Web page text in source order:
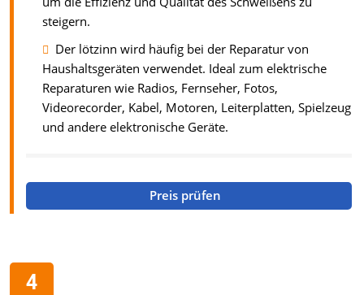
steigern.
Der lötzinn wird häufig bei der Reparatur von
Haushaltsgeräten verwendet. Ideal zum elektrische
Reparaturen wie Radios, Fernseher, Fotos,
Videorecorder, Kabel, Motoren, Leiterplatten, Spielzeug
und andere elektronische Geräte.
Preis prüfen